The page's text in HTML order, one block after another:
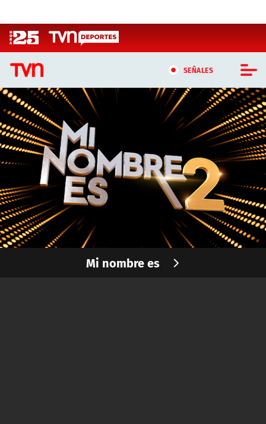
SEÑALES
CASTING MASTERCHEF CHILE
CASTING TVN VERTICAL
TVN VERTICAL
TVN PLAY
PROGRAMAS
TELESERIES
Mi nombre es